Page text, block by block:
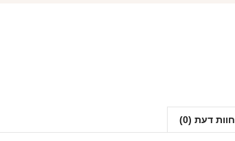
חוות דעת (0)